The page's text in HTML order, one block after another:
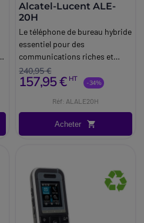
Alcatel-Lucent ALE-
20H
Le téléphone de bureau hybride
essentiel pour des
communications riches et
intuitives.
240,95 €
157,95 € HT -34%
Réf: ALALE20H
Acheter